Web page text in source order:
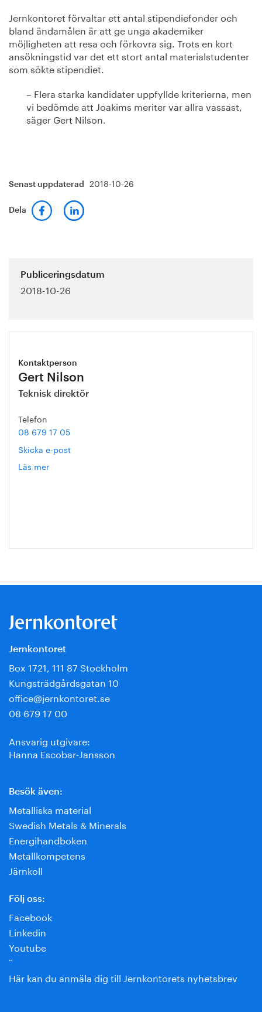
Jernkontoret förvaltar ett antal stipendiefonder och
bland ändamålen är att ge unga akademiker
möjligheten att resa och förkovra sig. Trots en kort
ansökningstid var det ett stort antal materialstudenter
som sökte stipendiet.
– Flera starka kandidater uppfyllde kriterierna, men
vi bedömde att Joakims meriter var allra vassast,
säger Gert Nilson.
Senast uppdaterad 2018-10-26
Dela
Publiceringsdatum
2018-10-26
Kontaktperson
Gert Nilson
Teknisk direktör
Telefon
08 679 17 05
Skicka e-post
Läs mer
Jernkontoret
Box 1721, 111 87 Stockholm
Kungsträdgårdsgatan 10
office@jernkontoret.se
08 679 17 00
Ansvarig utgivare:
Hanna Escobar-Jansson
Besök även:
Metalliska material
Swedish Metals & Minerals
Energihandboken
Metallkompetens
Järnkoll
Följ oss:
Facebook
Linkedin
Youtube
¨
Här kan du anmäla dig till Jernkontorets nyhetsbrev